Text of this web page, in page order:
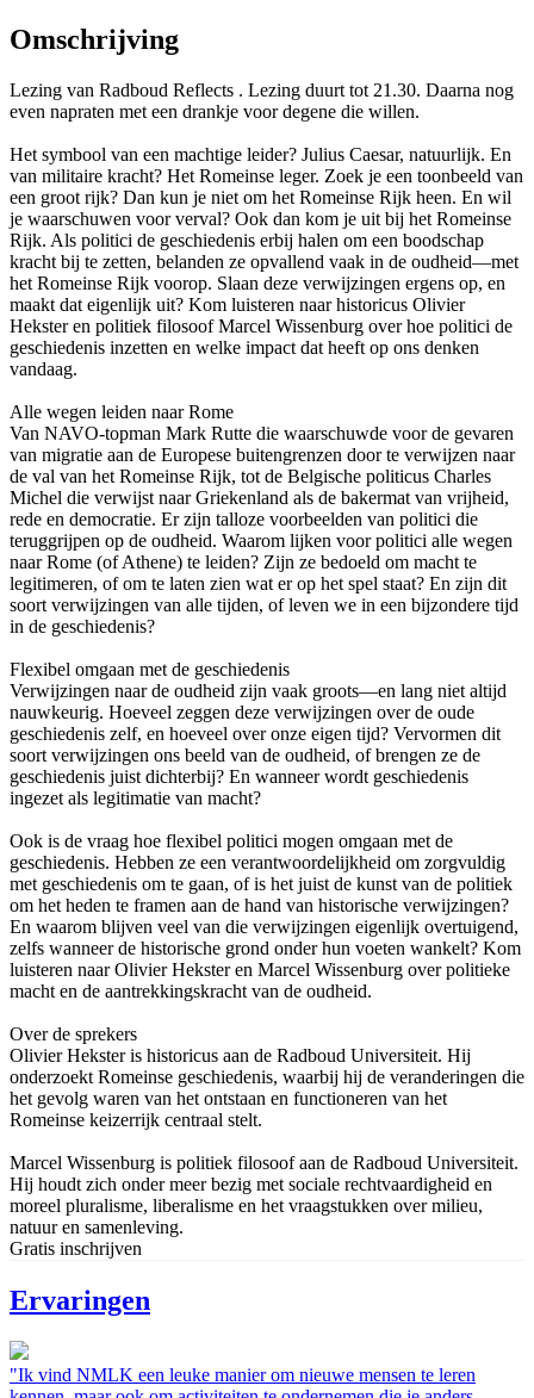
Omschrijving
Lezing van Radboud Reflects . Lezing duurt tot 21.30. Daarna nog
even napraten met een drankje voor degene die willen.
Het symbool van een machtige leider? Julius Caesar, natuurlijk. En
van militaire kracht? Het Romeinse leger. Zoek je een toonbeeld van
een groot rijk? Dan kun je niet om het Romeinse Rijk heen. En wil
je waarschuwen voor verval? Ook dan kom je uit bij het Romeinse
Rijk. Als politici de geschiedenis erbij halen om een boodschap
kracht bij te zetten, belanden ze opvallend vaak in de oudheid—met
het Romeinse Rijk voorop. Slaan deze verwijzingen ergens op, en
maakt dat eigenlijk uit? Kom luisteren naar historicus Olivier
Hekster en politiek filosoof Marcel Wissenburg over hoe politici de
geschiedenis inzetten en welke impact dat heeft op ons denken
vandaag.
Alle wegen leiden naar Rome
Van NAVO-topman Mark Rutte die waarschuwde voor de gevaren
van migratie aan de Europese buitengrenzen door te verwijzen naar
de val van het Romeinse Rijk, tot de Belgische politicus Charles
Michel die verwijst naar Griekenland als de bakermat van vrijheid,
rede en democratie. Er zijn talloze voorbeelden van politici die
teruggrijpen op de oudheid. Waarom lijken voor politici alle wegen
naar Rome (of Athene) te leiden? Zijn ze bedoeld om macht te
legitimeren, of om te laten zien wat er op het spel staat? En zijn dit
soort verwijzingen van alle tijden, of leven we in een bijzondere tijd
in de geschiedenis?
Flexibel omgaan met de geschiedenis
Verwijzingen naar de oudheid zijn vaak groots—en lang niet altijd
nauwkeurig. Hoeveel zeggen deze verwijzingen over de oude
geschiedenis zelf, en hoeveel over onze eigen tijd? Vervormen dit
soort verwijzingen ons beeld van de oudheid, of brengen ze de
geschiedenis juist dichterbij? En wanneer wordt geschiedenis
ingezet als legitimatie van macht?
Ook is de vraag hoe flexibel politici mogen omgaan met de
geschiedenis. Hebben ze een verantwoordelijkheid om zorgvuldig
met geschiedenis om te gaan, of is het juist de kunst van de politiek
om het heden te framen aan de hand van historische verwijzingen?
En waarom blijven veel van die verwijzingen eigenlijk overtuigend,
zelfs wanneer de historische grond onder hun voeten wankelt? Kom
luisteren naar Olivier Hekster en Marcel Wissenburg over politieke
macht en de aantrekkingskracht van de oudheid.
Over de sprekers
Olivier Hekster is historicus aan de Radboud Universiteit. Hij
onderzoekt Romeinse geschiedenis, waarbij hij de veranderingen die
het gevolg waren van het ontstaan en functioneren van het
Romeinse keizerrijk centraal stelt.
Marcel Wissenburg is politiek filosoof aan de Radboud Universiteit.
Hij houdt zich onder meer bezig met sociale rechtvaardigheid en
moreel pluralisme, liberalisme en het vraagstukken over milieu,
natuur en samenleving.
Gratis inschrijven
Ervaringen
"Ik vind NMLK een leuke manier om nieuwe mensen te leren